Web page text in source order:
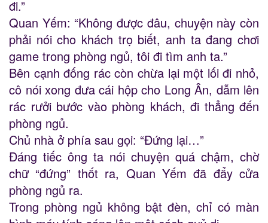
đi.”
Quan Yếm: “Không được đâu, chuyện này còn
phải nói cho khách trọ biết, anh ta đang chơi
game trong phòng ngủ, tôi đi tìm anh ta.”
Bên cạnh đống rác còn chừa lại một lối đi nhỏ,
cô nói xong đưa cái hộp cho Long Ân, dẫm lên
rác rưởi bước vào phòng khách, đi thẳng đến
phòng ngủ.
Chủ nhà ở phía sau gọi: “Đứng lại…”
Đáng tiếc ông ta nói chuyện quá chậm, chờ
chữ “đứng” thốt ra, Quan Yếm đã đẩy cửa
phòng ngủ ra.
Trong phòng ngủ không bật đèn, chỉ có màn